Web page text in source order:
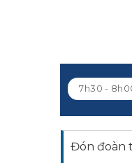
7h30 -
Đón đoàn